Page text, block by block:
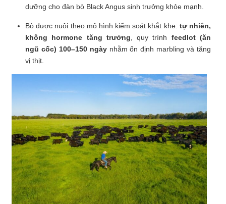
dưỡng cho đàn bò Black Angus sinh trưởng khỏe mạnh.
Bò được nuôi theo mô hình kiểm soát khắt khe: tự nhiên,
không hormone tăng trưởng , quy trình feedlot (ăn
ngũ cốc) 100–150 ngàynhằm ổn định marbling và tăng
vị thịt.